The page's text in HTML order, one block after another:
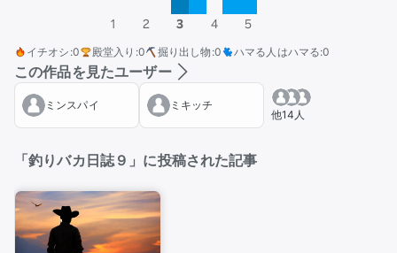
1 2 3 4 5
イチオシ :0 殿堂入り :0 掘り出し物 :0 ハマる人はハマる:0
この作品を見たユーザー
ミンスパイ ミキッチ
他14人
「釣りバカ日誌９」に投稿された記事